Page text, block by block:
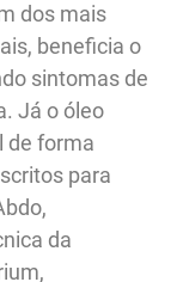
dos mais
beneficia o
sintomas de
Já o óleo
de forma
para
da